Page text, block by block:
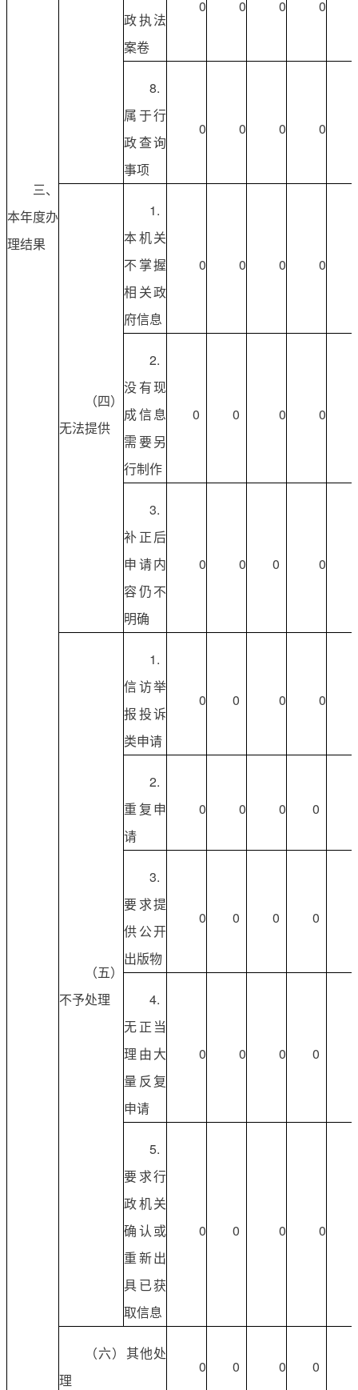
三、
本年度办
理结果
政执法
案卷
0 0 0 0
8.
属于行
政查询
事项
0 0 0 0
（四）
无法提供
1.
本机关
不掌握
相关政
府信息
0 0 0 0
2.
没有现
成信息
需要另
行制作
0 0 0 0
3.
补正后
申请内
容仍不
明确
0 0 0 0
（五）
不予处理
1.
信访举
报投诉
类申请
0 0 0 0
2.
重复申
请
0 0 0 0
3.
要求提
供公开
出版物
0 0 0 0
4.
无正当
理由大
量反复
申请
0 0 0 0
5.
要求行
政机关
确认或
重新出
具已获
取信息
0 0 0 0
（六）其他处
理
0 0 0 0